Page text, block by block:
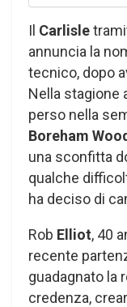
Il Carlisle
annuncia la
tecnico, dopo
Nella stagione
perso nella
Boreham
una sconfitta
qualche
ha deciso di
Rob Elliot, 40
recente
guadagnato la
credenza,